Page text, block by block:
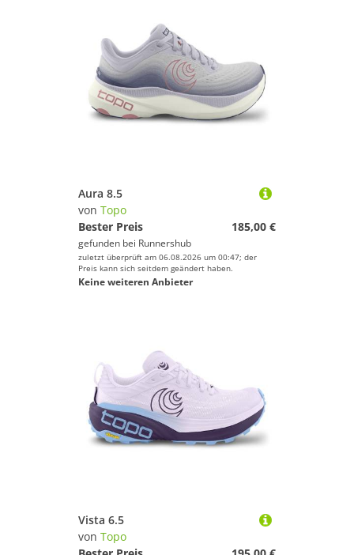
Aura 8.5
von Topo
Bester Preis
185,00 €
gefunden bei Runnershub
zuletzt überprüft am 06.08.2026 um 00:47; der
Preis kann sich seitdem geändert haben.
Keine weiteren Anbieter
Vista 6.5
von Topo